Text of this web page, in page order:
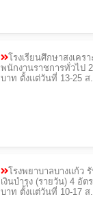
โรงเรียนศึกษาสงเคร
พนักงานราชการทั่วไป
บาท ตั้งแต่วันที่ 13-25 ส
โรงพยาบาลบางแก้ว
เงินบำรุง (รายวัน) 4 อัต
บาท ตั้งแต่วันที่ 10-17 ส